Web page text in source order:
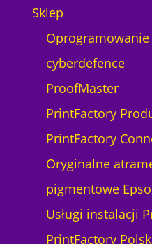
Sklep
Oprogramowanie
cyberdefence
ProofMaster
PrintFactory
PrintFactory
Oryginalne
pigmentowe
Usługi instalacji
PrintFactory